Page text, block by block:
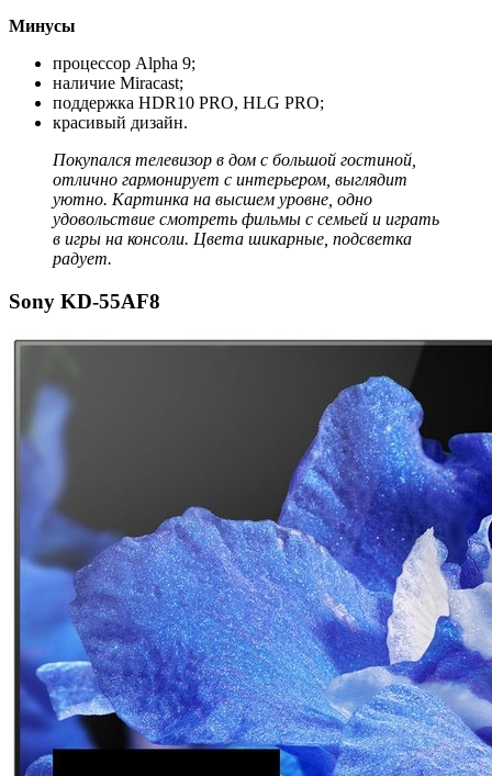
Минусы
процессор Alpha 9;
наличие Miracast;
поддержка HDR10 PRO, HLG PRO;
красивый дизайн.
Покупался телевизор в дом с большой гостиной,
отлично гармонирует с интерьером, выглядит
уютно. Картинка на высшем уровне, одно
удовольствие смотреть фильмы с семьей и играть
в игры на консоли. Цвета шикарные, подсветка
радует.
Sony KD-55AF8